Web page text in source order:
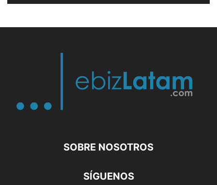
SOBRE NOSOTROS
SÍGUENOS